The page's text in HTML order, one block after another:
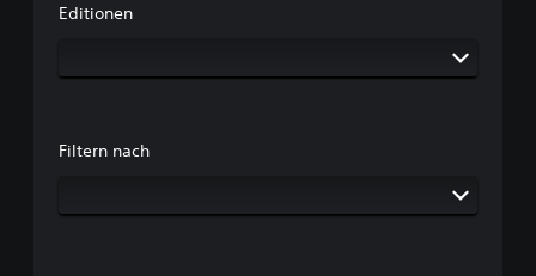
Editionen
Filtern nach